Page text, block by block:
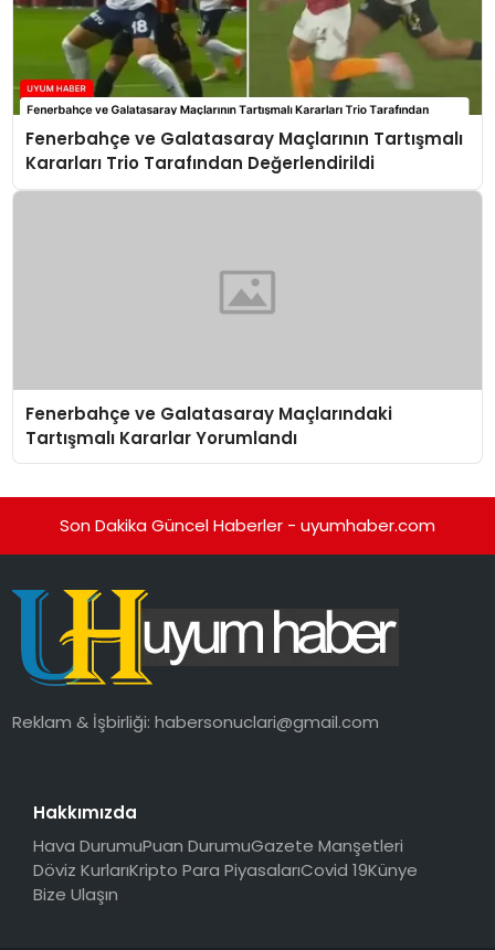
Fenerbahçe ve Galatasaray Maçlarının Tartışmalı
Kararları Trio Tarafından Değerlendirildi
Fenerbahçe ve Galatasaray Maçlarındaki
Tartışmalı Kararlar Yorumlandı
Son Dakika Güncel Haberler - uyumhaber.com
Reklam & İşbirliği:habersonuclari@gmail.com
Hakkımızda
Hava DurumuPuan DurumuGazete Manşetleri
Döviz KurlarıKripto Para PiyasalarıCovid 19Künye
Bize Ulaşın